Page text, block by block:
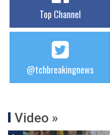
Top Channel
@tchbreakingnews
Video »